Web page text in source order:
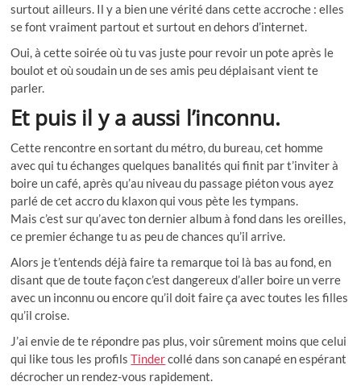
surtout ailleurs. Il y a bien une vérité dans cette accroche : elles
se font vraiment partout et surtout en dehors d’internet.
Oui, à cette soirée où tu vas juste pour revoir un pote après le
boulot et où soudain un de ses amis peu déplaisant vient te
parler.
Et puis il y a aussi l’inconnu.
Cette rencontre en sortant du métro, du bureau, cet homme
avec qui tu échanges quelques banalités qui finit par t’inviter à
boire un café, après qu’au niveau du passage piéton vous ayez
parlé de cet accro du klaxon qui vous pète les tympans.
Mais c’est sur qu’avec ton dernier album à fond dans les oreilles,
ce premier échange tu as peu de chances qu’il arrive.
Alors je t’entends déjà faire ta remarque toi là bas au fond, en
disant que de toute façon c’est dangereux d’aller boire un verre
avec un inconnu ou encore qu’il doit faire ça avec toutes les filles
qu’il croise.
J’ai envie de te répondre pas plus, voir sûrement moins que celui
qui like tous les profilsTindercollé dans son canapé en espérant
décrocher un rendez-vous rapidement.